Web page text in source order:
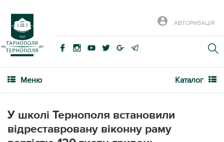
АВТОРИЗАЦІЯ
Меню Каталог
У школі Тернополя встановили
відреставровану віконну раму